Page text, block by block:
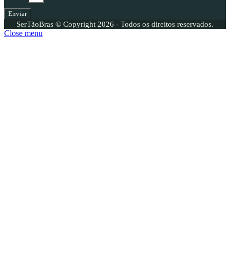
Enviar
SerTãoBras © Copyright 2026 - Todos os direitos reservados.
Close menu